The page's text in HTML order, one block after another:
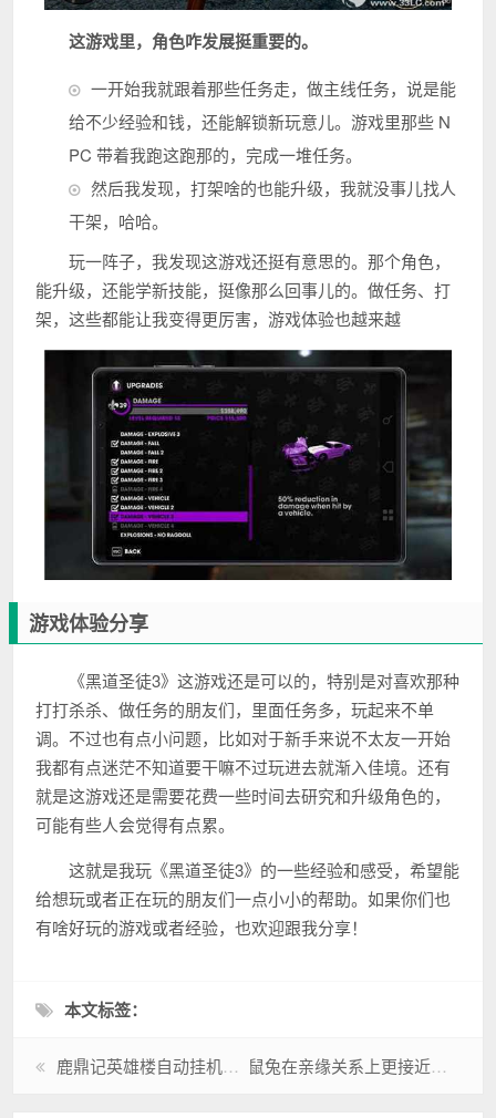
这游戏里，角色咋发展挺重要的。
一开始我就跟着那些任务走，做主线任务，说是能
给不少经验和钱，还能解锁新玩意儿。游戏里那些 N
PC 带着我跑这跑那的，完成一堆任务。
然后我发现，打架啥的也能升级，我就没事儿找人
干架，哈哈。
玩一阵子，我发现这游戏还挺有意思的。那个角色，
能升级，还能学新技能，挺像那么回事儿的。做任务、打
架，这些都能让我变得更厉害，游戏体验也越来越
游戏体验分享
《黑道圣徒3》这游戏还是可以的，特别是对喜欢那种
打打杀杀、做任务的朋友们，里面任务多，玩起来不单
调。不过也有点小问题，比如对于新手来说不太友一开始
我都有点迷茫不知道要干嘛不过玩进去就渐入佳境。还有
就是这游戏还是需要花费一些时间去研究和升级角色的，
可能有些人会觉得有点累。
这就是我玩《黑道圣徒3》的一些经验和感受，希望能
给想玩或者正在玩的朋友们一点小小的帮助。如果你们也
有啥好玩的游戏或者经验，也欢迎跟我分享！
本文标签：
鹿鼎记英雄楼自动挂机怎么设置？解放双手！ 鼠兔在亲缘关系上更接近谁？专家揭秘真相！